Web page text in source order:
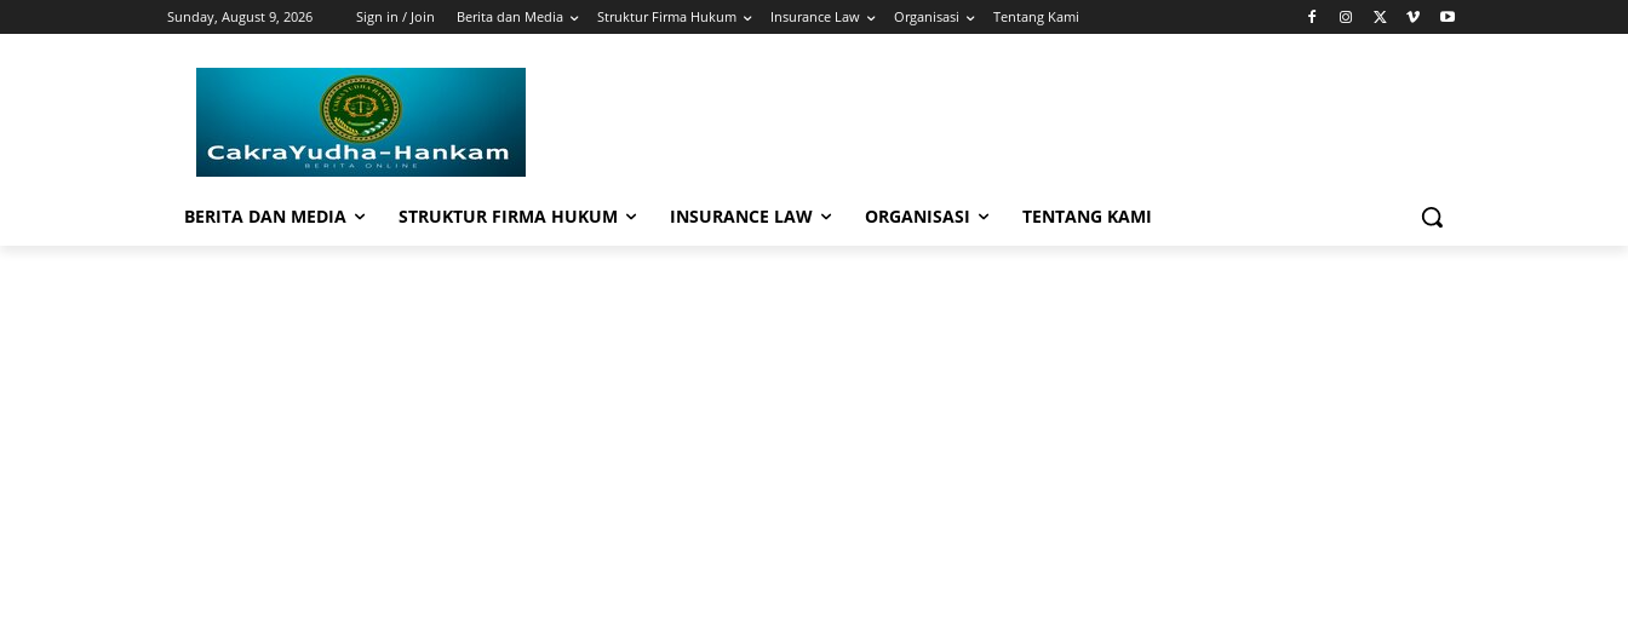
Sunday, August 9, 2026 Sign in / Join Berita dan Media Struktur Firma Hukum Insurance Law Organisasi Tentang Kami
BERITA DAN MEDIA STRUKTUR FIRMA HUKUM INSURANCE LAW ORGANISASI TENTANG KAMI